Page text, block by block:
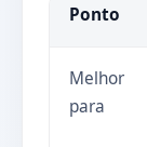
Ponto
Melhor
para